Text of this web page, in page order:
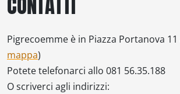
Pigrecoemme è in Piazza Portanova
mappa)
Potete telefonarci allo 081 56.35.188
O scriverci agli indirizzi: